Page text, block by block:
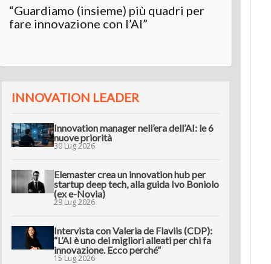
“Guardiamo (insieme) più quadri per
fare innovazione con l’AI”
INNOVATION LEADER
Innovation manager nell’era dell’AI: le 6
nuove priorità
30 Lug 2026
Elemaster crea un innovation hub per
startup deep tech, alla guida Ivo Boniolo
(ex e-Novia)
29 Lug 2026
Intervista con Valeria de Flaviis (CDP):
“L’AI è uno dei migliori alleati per chi fa
innovazione. Ecco perché”
15 Lug 2026